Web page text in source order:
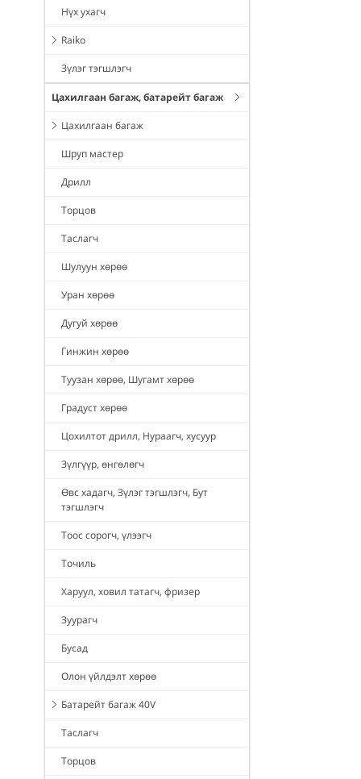
Нүх ухагч
Raiko
Зүлэг тэгшлэгч
Цахилгаан багаж, батарейт багаж
Цахилгаан багаж
Шруп мастер
Дрилл
Торцов
Таслагч
Шулуун хөрөө
Уран хөрөө
Дугуй хөрөө
Гинжин хөрөө
Туузан хөрөө, Шугамт хөрөө
Градуст хөрөө
Цохилтот дрилл, Нураагч, хусуур
Зүлгүүр, өнгөлөгч
Өвс хадагч, Зүлэг тэгшлэгч, Бут
тэгшлэгч
Тоос сорогч, үлээгч
Точиль
Харуул, ховил татагч, фризер
Зуурагч
Бусад
Олон үйлдэлт хөрөө
Батарейт багаж 40V
Таслагч
Торцов